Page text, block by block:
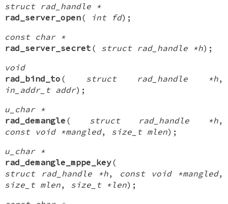
struct rad_handle *
rad_server_open( int fd);
const char *
rad_server_secret ( struct rad_handle *h);
void
rad_bind_to ( struct rad_handle *h,
in_addr_t addr);
u_char *
rad_demangle ( struct rad_handle *h,
const void *mangled, size_t mlen);
u_char *
rad_demangle_mppe_key(
struct rad_handle *h, const void *mangled,
size_t mlen, size_t *len);